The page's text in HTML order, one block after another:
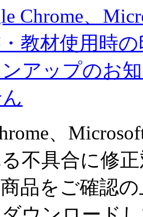
Chrome、
教材使用時
アップのお
、
不具合に修
品をご確認